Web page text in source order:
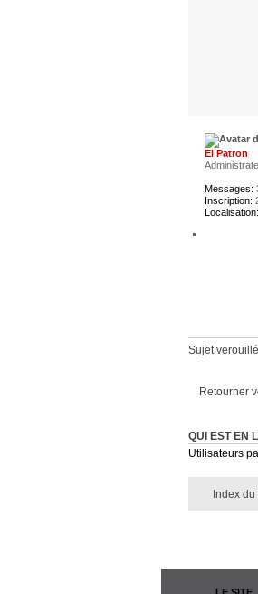
El Patron
Messages:
Inscription:
Localisation:
Sujet verouillé
Retourner
QUI EST EN
Utilisateurs
Index